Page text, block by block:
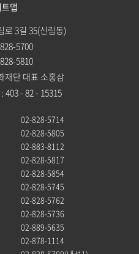
맵
로 3길 35(신림동)
5700
5810
재단 대표 소홍삼
403 - 82 - 15315
02-828-5714
02-828-5805
02-883-8112
02-828-5817
02-828-5854
02-828-5745
02-828-5762
02-828-5736
02-889-5635
02-878-1114